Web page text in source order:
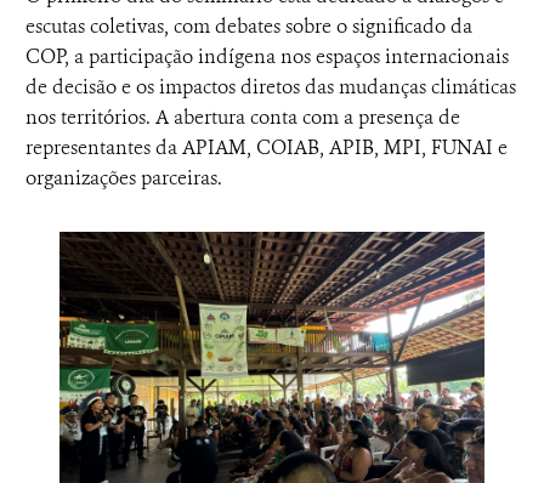
escutas coletivas, com debates sobre o significado da
COP, a participação indígena nos espaços internacionais
de decisão e os impactos diretos das mudanças climáticas
nos territórios. A abertura conta com a presença de
representantes da APIAM, COIAB, APIB, MPI, FUNAI e
organizações parceiras.